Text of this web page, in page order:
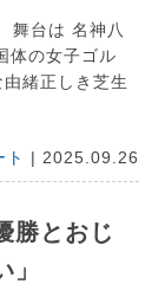
舞台は 名神八
体の女子ゴル
緒正しき芝生
ト | 2025.09.26
勝とおじ